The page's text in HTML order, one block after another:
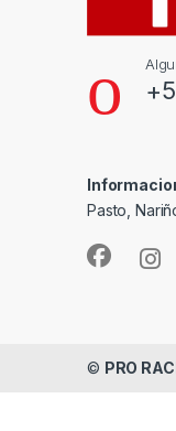
Pasto,
© PRO